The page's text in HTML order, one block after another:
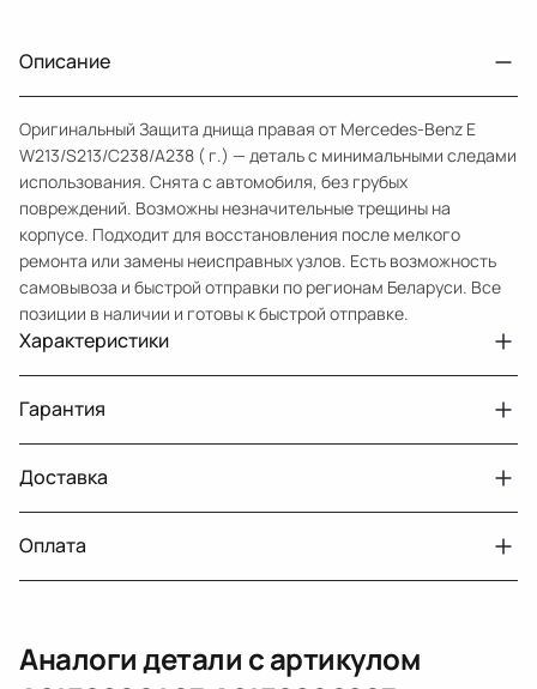
Описание
Оригинальный Защита днища правая от Mercedes-Benz E
W213/S213/C238/A238 ( г.) — деталь с минимальными следами
использования. Снята с автомобиля, без грубых
повреждений. Возможны незначительные трещины на
корпусе. Подходит для восстановления после мелкого
ремонта или замены неисправных узлов. Есть возможность
самовывоза и быстрой отправки по регионам Беларуси. Все
позиции в наличии и готовы к быстрой отправке.
Характеристики
Авто
MercedesBenz E W213
Год
2016 2021
Тег
Мерседес Бенс Е
Гарантия
Двигатели с навесным или без навесного
оборудования
30 дней
Датчик давления топлива, насос
топлива, ТНВД (бензин, дизель), форсунка
бензиновая (дизельная) механическая
14 дней
Доставка
Оплата
Оплата онлайн
Аналоги детали с артикулом